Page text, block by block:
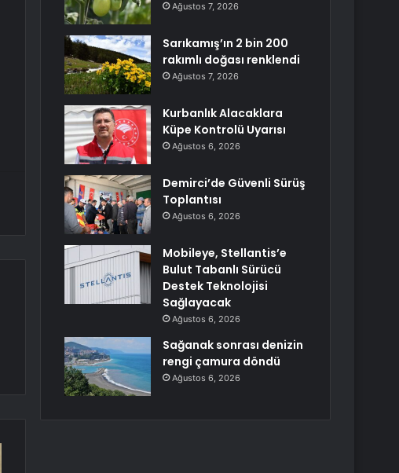
Ağustos 7, 2026
Sarıkamış’ın 2 bin 200
rakımlı doğası renklendi
Ağustos 7, 2026
Kurbanlık Alacaklara
Küpe Kontrolü Uyarısı
Ağustos 6, 2026
Demirci’de Güvenli Sürüş
Toplantısı
Ağustos 6, 2026
Mobileye, Stellantis’e
Bulut Tabanlı Sürücü
Destek Teknolojisi
Sağlayacak
Ağustos 6, 2026
Sağanak sonrası denizin
rengi çamura döndü
Ağustos 6, 2026